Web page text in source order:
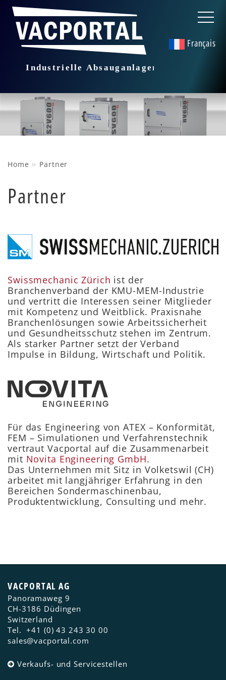
Français
Home » Partner
Partner
Swissmechanic Zürich ist der
Branchenverband der KMU-MEM-Industrie
und vertritt die Interessen seiner Mitglieder
mit Kompetenz und Weitblick. Praxisnahe
Branchenlösungen sowie Arbeitssicherheit
und Gesundheitsschutz stehen im Zentrum.
Als starker Partner setzt der Verband
Impulse in Bildung, Wirtschaft und Politik.
Für das Engineering von ATEX – Konformität,
FEM – Simulationen und Verfahrenstechnik
vertraut Vacportal auf die Zusammenarbeit
mit Novita Engineering GmbH.
Das Unternehmen mit Sitz in Volketswil (CH)
arbeitet mit langjähriger Erfahrung in den
Bereichen Sondermaschinenbau,
Produktentwicklung, Consulting und mehr.
VACPORTAL AG
Panoramaweg 9
CH-3186 Düdingen
Switzerland
Tel. +41 (0) 43 243 30 00
sales@vacportal.com
Verkaufs- und Servicestellen